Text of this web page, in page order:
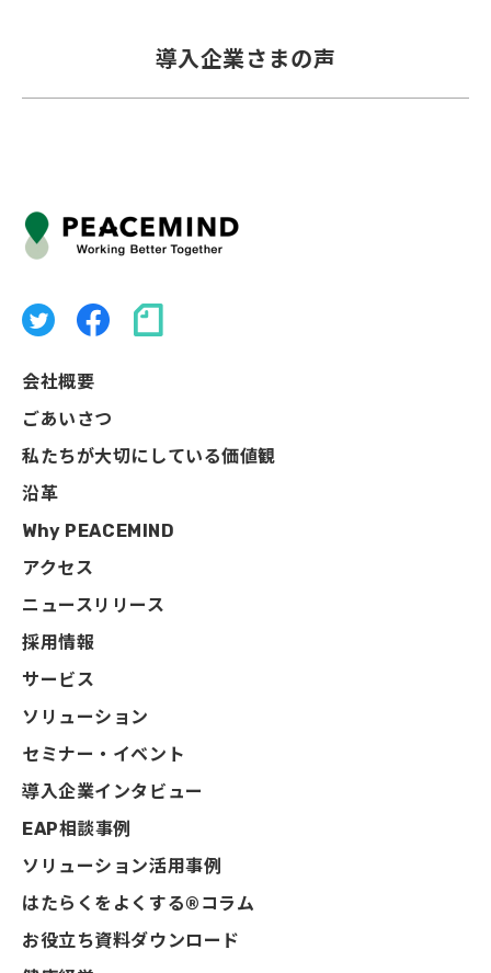
導入企業さまの声
会社概要
ごあいさつ
私たちが大切にしている価値観
沿革
Why PEACEMIND
アクセス
ニュースリリース
採用情報
サービス
ソリューション
セミナー・イベント
導入企業インタビュー
EAP相談事例
ソリューション活用事例
はたらくをよくする®コラム
お役立ち資料ダウンロード